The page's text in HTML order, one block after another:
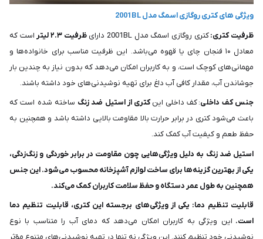
ویژگی های کتری روگازی اسمگ مدل 2001BL
ظرفیت کتری:کتری روگازی اسمگ مدل 2001BL دارای ظرفیت ۲.۳ لیتر
است که
معادل ۱۰ فنجان چای یا قهوه می‌باشد. این ظرفیت مناسب برای خانواده‌ها و
مهمانی‌های کوچک است، و به کاربران امکان می‌دهد که بدون نیاز به چندین بار
جوشاندن آب، مقدار کافی آب داغ برای تهیه نوشیدنی‌های خود داشته باشند.
جنس کف داخلی: کف داخلی اینکتری از استیل ضد زنگ ساخته شده است که
باعث می‌شود کتری در برابر حرارت بالا مقاومت بالایی داشته باشد و همچنین به
حفظ طعم و کیفیت آب کمک کند.
استیل ضد زنگ به دلیل ویژگی‌هایی چون مقاومت در برابر خوردگی و زنگ‌زدگی،
یکی از بهترین گزینه‌ها برای ساخت لوازم آشپزخانه محسوب می‌شود. این جنس
همچنین به طول عمر دستگاه و حفظ سلامت کاربران کمک می‌کند.
قابلیت تنظیم دما: یکی از ویژگی‌های برجسته این کتری، قابلیت تنظیم دما
است. این ویژگی به کاربران امکان می‌دهد که دمای آب را متناسب با نوع
نوشیدنی خود تنظیم کنند. این ویژگی نه تنها در تهیه نوشیدنی‌های متنوع مؤثر